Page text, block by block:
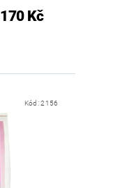
170 Kč
Kód:2156